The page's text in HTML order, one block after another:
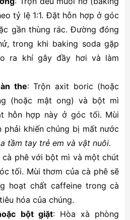
tỷ lệ 1:1. Đặt hỗn hợp ở góc
gần thùng rác. Đường đóng
trong khi baking soda gặp
ra khí gây đầy hơi và làm
the: Trộn axit boric (hoặc
(hoặc mật ong) và bột mì
hỗn hợp này ở góc tối. Mùi
phải khiến chúng bị mất nước
tầm tay trẻ em và vật nuôi.
cà phê với bột mì và một chút
tối. Mùi thơm của cà phê sẽ
hoạt chất caffeine trong cà
hóa của chúng.
bột giặt: Hòa xà phòng